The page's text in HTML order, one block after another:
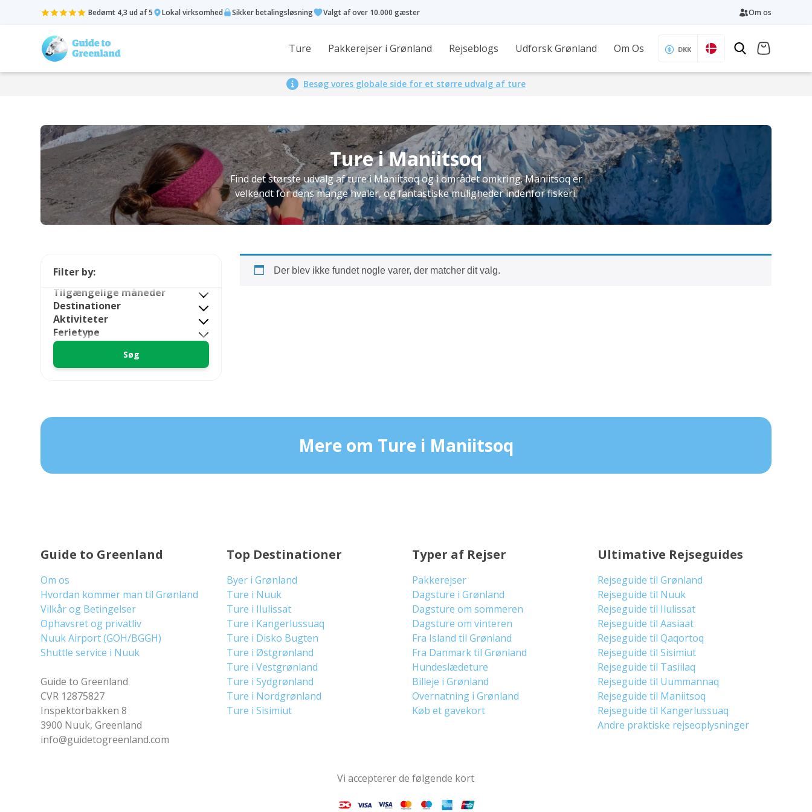
Bedømt 4,3 ud af 5 Lokal virksomhed Sikker betalingsløsning Valgt af over 10.000 gæster Om os
Ture Pakkerejser i Grønland Rejseblogs Udforsk Grønland Om Os DKK
Besøg vores globale side for et større udvalg af ture
Ture i Maniitsoq
Find det største udvalg af ture i Maniitsoq og i området omkring. Maniitsoq er
velkendt for dens mange hvaler, og fantastiske muligheder indenfor fiskeri.
Der blev ikke fundet nogle varer, der matcher dit valg.
Filter by:
Tilgængelige måneder
Destinationer
Aktiviteter
Ferietype
Mere om Ture i Maniitsoq
Guide to Greenland
Om os
Hvordan kommer man til Grønland
Vilkår og Betingelser
Ophavsret og privatliv
Nuuk Airport (GOH/BGGH)
Shuttle service i Nuuk
Guide to Greenland
CVR 12875827
Inspektorbakken 8
3900 Nuuk, Greenland
info@guidetogreenland.com
Top Destinationer
Byer i Grønland
Ture i Nuuk
Ture i Ilulissat
Ture i Kangerlussuaq
Ture i Disko Bugten
Ture i Østgrønland
Ture i Vestgrønland
Ture i Sydgrønland
Ture i Nordgrønland
Ture i Sisimiut
Typer af Rejser
Pakkerejser
Dagsture i Grønland
Dagsture om sommeren
Dagsture om vinteren
Fra Island til Grønland
Fra Danmark til Grønland
Hundeslædeture
Billeje i Grønland
Overnatning i Grønland
Køb et gavekort
Ultimative Rejseguides
Rejseguide til Grønland
Rejseguide til Nuuk
Rejseguide til Ilulissat
Rejseguide til Aasiaat
Rejseguide til Qaqortoq
Rejseguide til Sisimiut
Rejseguide til Tasiilaq
Rejseguide til Uummannaq
Rejseguide til Maniitsoq
Rejseguide til Kangerlussuaq
Andre praktiske rejseoplysninger
Vi accepterer de følgende kort